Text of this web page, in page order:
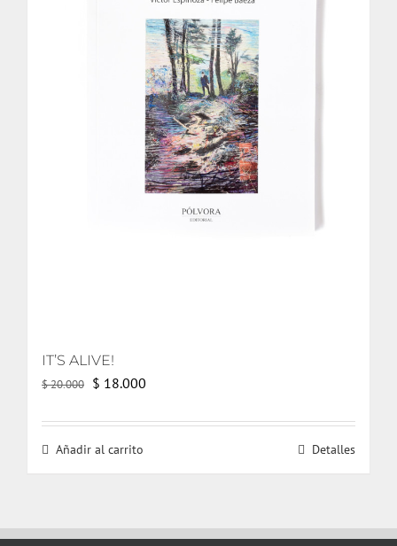
IT’S ALIVE!
$20.000 El
original
era:
$ 18.000
actual
Añadir al carrito Detalles